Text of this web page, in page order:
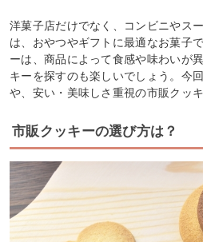
洋菓子店だけでなく、コンビニやス
は、おやつやギフトに最適なお菓子
ーは、商品によって食感や味わいが
キーを探すのも楽しいでしょう。今
や、安い・美味しさ重視の市販クッ
市販クッキーの選び方は？